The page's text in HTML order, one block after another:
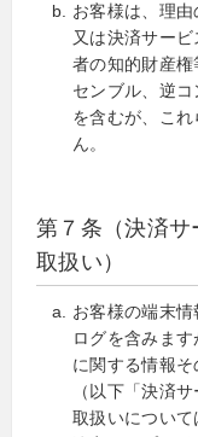
お客様は、理
又は決済サー
者の知的財産
センブル、逆
を含むが、こ
ん。
第７条（決済
取扱い）
お客様の端末
ログを含みま
に関する情報
（以下「決済
取扱いについ